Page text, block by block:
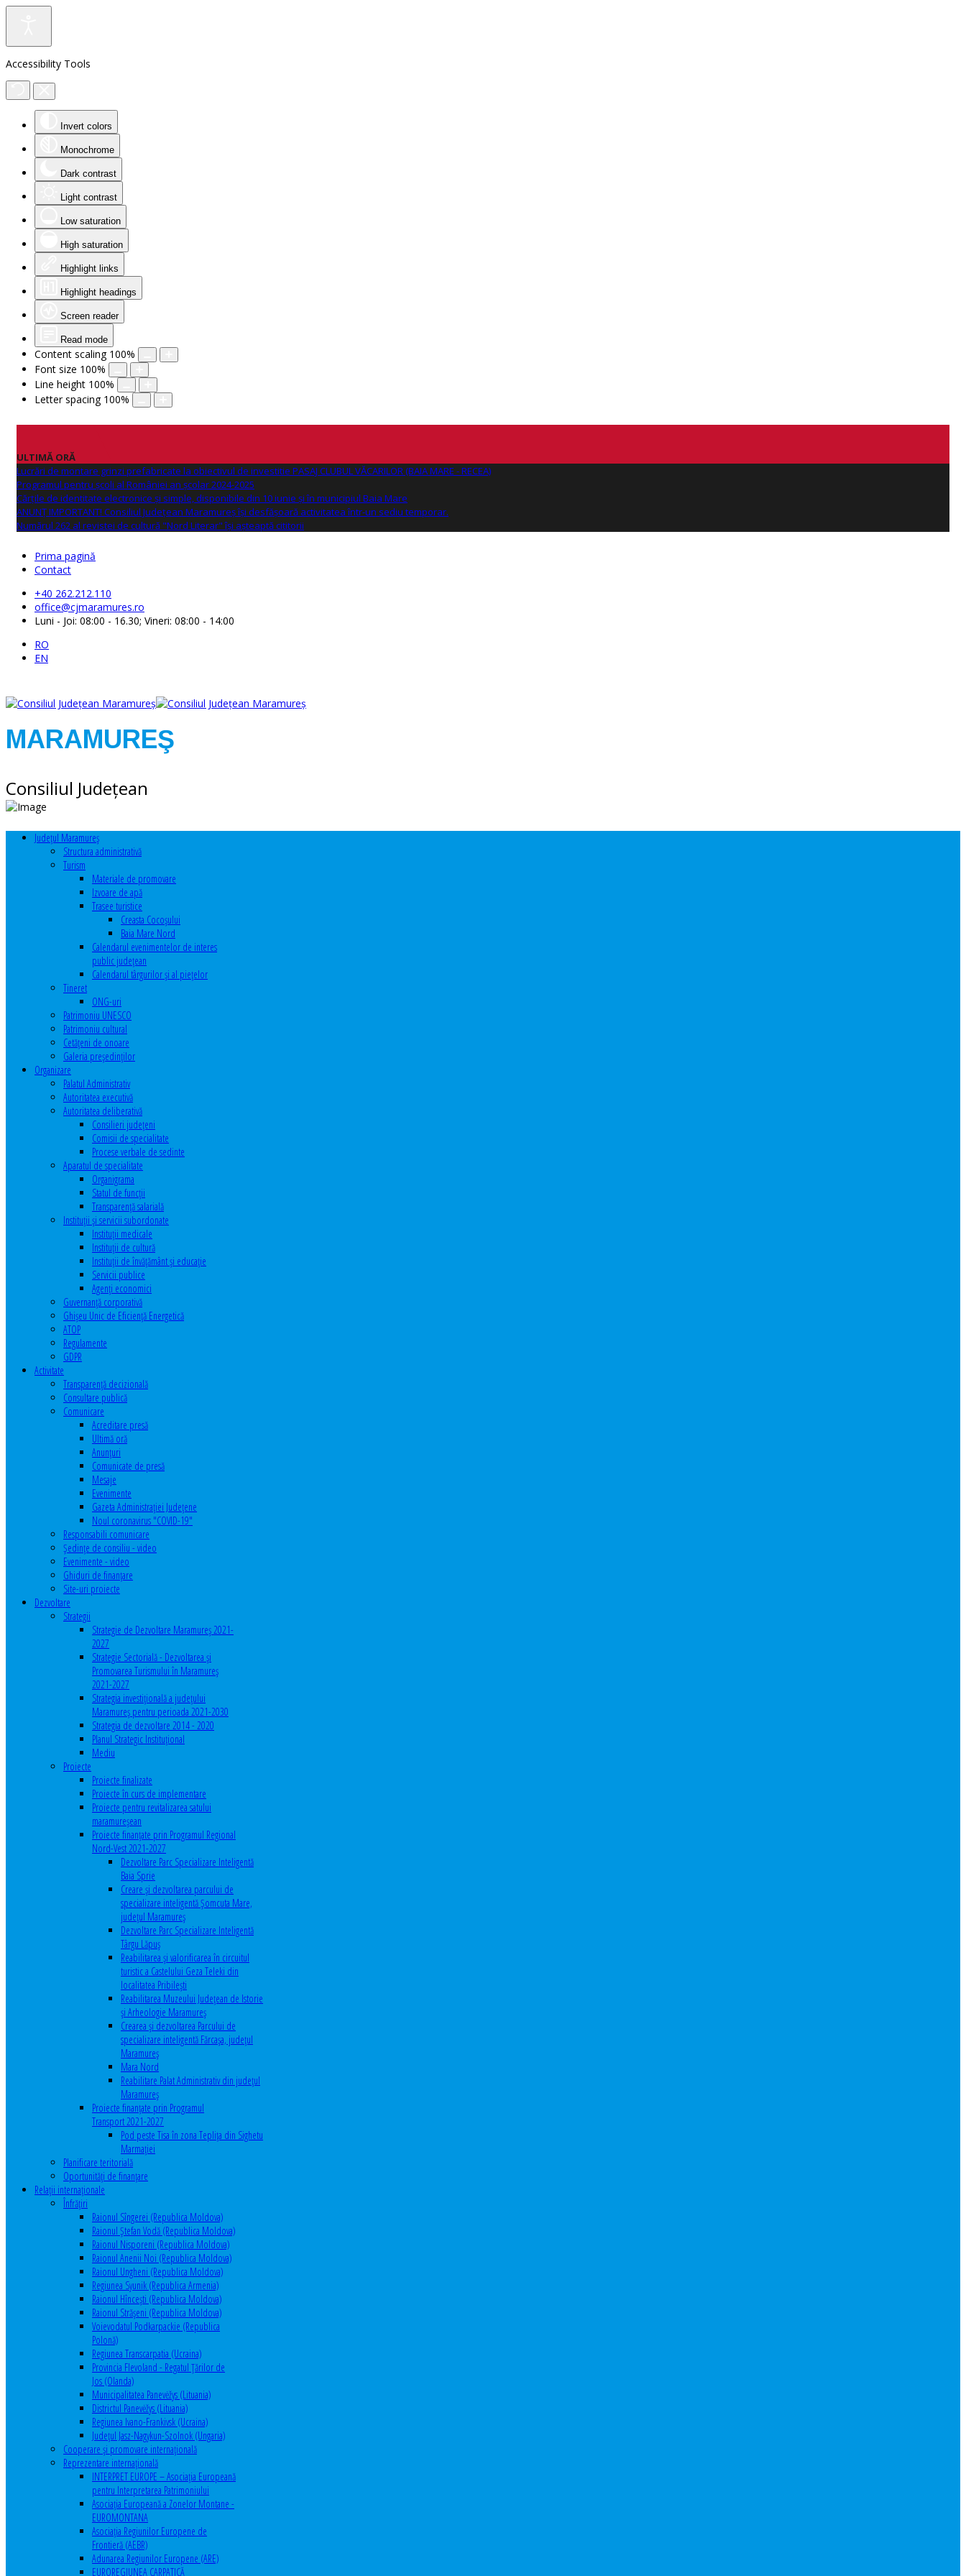
Accessibility Tools
Invert colors
Monochrome
Dark contrast
Light contrast
Low saturation
High saturation
Highlight links
Highlight headings
Screen reader
Read mode
Content scaling 100%
Font size 100%
Line height 100%
Letter spacing 100%
ULTIMĂ ORĂ
Lucrări de montare grinzi prefabricate la obiectivul de investitie PASAJ CLUBUL VĂCARILOR (BAIA MARE - RECEA)
Programul pentru școli al României an școlar 2024-2025
Cărțile de identitate electronice și simple, disponibile din 10 iunie și în municipiul Baia Mare
ANUNŢ IMPORTANT! Consiliul Județean Maramureș își desfășoară activitatea într-un sediu temporar.
Numărul 262 al revistei de cultură "Nord Literar" își așteaptă cititorii
Prima pagină
Contact
+40 262.212.110
office@cjmaramures.ro
Luni - Joi: 08:00 - 16.30; Vineri: 08:00 - 14:00
RO
EN
MARAMUREŞ
Consiliul Judeţean
Judeţul Maramureş
Structura administrativă
Turism
Materiale de promovare
Izvoare de apă
Trasee turistice
Creasta Cocoșului
Baia Mare Nord
Calendarul evenimentelor de interes
public judeţean
Calendarul târgurilor şi al pieţelor
Tineret
ONG-uri
Patrimoniu UNESCO
Patrimoniu cultural
Cetăţeni de onoare
Galeria președinților
Organizare
Palatul Administrativ
Autoritatea executivă
Autoritatea deliberativă
Consilieri judeţeni
Comisii de specialitate
Procese verbale de sedinte
Aparatul de specialitate
Organigrama
Statul de funcții
Transparență salarială
Instituţii şi servicii subordonate
Instituţii medicale
Instituţii de cultură
Instituţii de învăţământ şi educaţie
Servicii publice
Agenţi economici
Guvernanță corporativă
Ghişeu Unic de Eficienţă Energetică
ATOP
Regulamente
GDPR
Activitate
Transparenţă decizională
Consultare publică
Comunicare
Acreditare presă
Ultimă oră
Anunţuri
Comunicate de presă
Mesaje
Evenimente
Gazeta Administraţiei Judeţene
Noul coronavirus "COVID-19"
Responsabili comunicare
Şedinţe de consiliu - video
Evenimente - video
Ghiduri de finanţare
Site-uri proiecte
Dezvoltare
Strategii
Strategie de Dezvoltare Maramureș 2021-
2027
Strategie Sectorială - Dezvoltarea și
Promovarea Turismului în Maramureș
2021-2027
Strategia investiţională a județului
Maramureș pentru perioada 2021-2030
Strategia de dezvoltare 2014 - 2020
Planul Strategic Instituţional
Mediu
Proiecte
Proiecte finalizate
Proiecte în curs de implementare
Proiecte pentru revitalizarea satului
maramureşean
Proiecte finanțate prin Programul Regional
Nord-Vest 2021-2027
Dezvoltare Parc Specializare Inteligentă
Baia Sprie
Creare și dezvoltarea parcului de
specializare inteligentă Șomcuta Mare,
județul Maramureș
Dezvoltare Parc Specializare Inteligentă
Târgu Lăpuș
Reabilitarea și valorificarea în circuitul
turistic a Castelului Geza Teleki din
localitatea Pribilești
Reabilitarea Muzeului Județean de Istorie
și Arheologie Maramureș
Crearea și dezvoltarea Parcului de
specializare inteligentă Fărcașa, județul
Maramureș
Mara Nord
Reabilitare Palat Administrativ din județul
Maramureș
Proiecte finanțate prin Programul
Transport 2021-2027
Pod peste Tisa în zona Teplița din Sighetu
Marmației
Planificare teritorială
Oportunităţi de finanţare
Relaţii internaţionale
Înfrăţiri
Raionul Sîngerei (Republica Moldova)
Raionul Ștefan Vodă (Republica Moldova)
Raionul Nisporeni (Republica Moldova)
Raionul Anenii Noi (Republica Moldova)
Raionul Ungheni (Republica Moldova)
Regiunea Syunik (Republica Armenia)
Raionul Hîncești (Republica Moldova)
Raionul Străşeni (Republica Moldova)
Voievodatul Podkarpackie (Republica
Polonă)
Regiunea Transcarpatia (Ucraina)
Provincia Flevoland - Regatul Ţărilor de
Jos (Olanda)
Municipalitatea Panevėžys (Lituania)
Districtul Panevėžys (Lituania)
Regiunea Ivano-Frankivsk (Ucraina)
Judeţul Jasz-Nagykun-Szolnok (Ungaria)
Cooperare şi promovare internaţională
Reprezentare internaţională
INTERPRET EUROPE – Asociația Europeană
pentru Interpretarea Patrimoniului
Asociația Europeană a Zonelor Montane -
EUROMONTANA
Asociația Regiunilor Europene de
Frontieră (AEBR)
Adunarea Regiunilor Europene (ARE)
EUROREGIUNEA CARPATICĂ